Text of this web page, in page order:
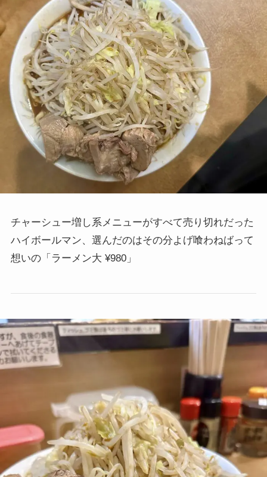
チャーシュー増し系メニューがすべて売り切れだった
ハイボールマン、 選んだのはその分よげ喰わねばって
想いの「ラーメン大 ¥980」